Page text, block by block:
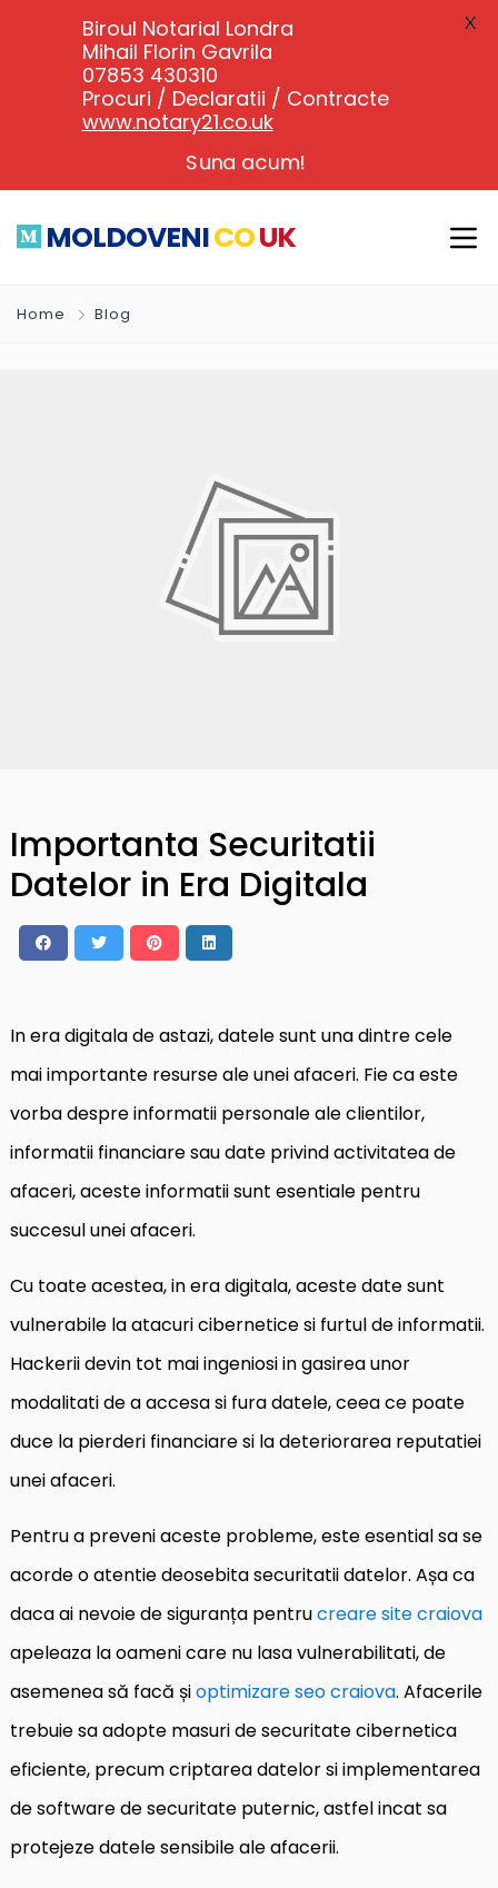
MOLDOVENICOUK
Home Blog
Importanta Securitatii
Datelor in Era Digitala
In era digitala de astazi, datele sunt una dintre cele
mai importante resurse ale unei afaceri. Fie ca este
vorba despre informatii personale ale clientilor,
informatii financiare sau date privind activitatea de
afaceri, aceste informatii sunt esentiale pentru
succesul unei afaceri.
Cu toate acestea, in era digitala, aceste date sunt
vulnerabile la atacuri cibernetice si furtul de informatii.
Hackerii devin tot mai ingeniosi in gasirea unor
modalitati de a accesa si fura datele, ceea ce poate
duce la pierderi financiare si la deteriorarea reputatiei
unei afaceri.
Pentru a preveni aceste probleme, este esential sa se
acorde o atentie deosebita securitatii datelor. Așa ca
daca ai nevoie de siguranța pentrucreare site craiova
apeleaza la oameni care nu lasa vulnerabilitati, de
asemenea să facă șioptimizare seo craiova. Afacerile
trebuie sa adopte masuri de securitate cibernetica
eficiente, precum criptarea datelor si implementarea
de software de securitate puternic, astfel incat sa
protejeze datele sensibile ale afacerii.
Biroul Notarial Londra
Mihail Florin Gavrila
07853 430310
Procuri / Declaratii / Contracte
www.notary21.co.uk
Suna acum!
X